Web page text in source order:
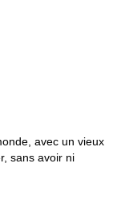
avec un vieux
sans avoir ni